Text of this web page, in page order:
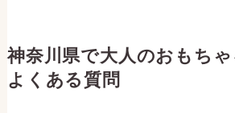
品や解説マンガで選びやすい。
有名ブランド